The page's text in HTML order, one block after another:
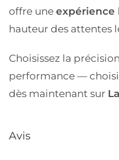
offre une expérience
hauteur des attentes
Choisissez la
performance —
dès maintenant sur
Avis